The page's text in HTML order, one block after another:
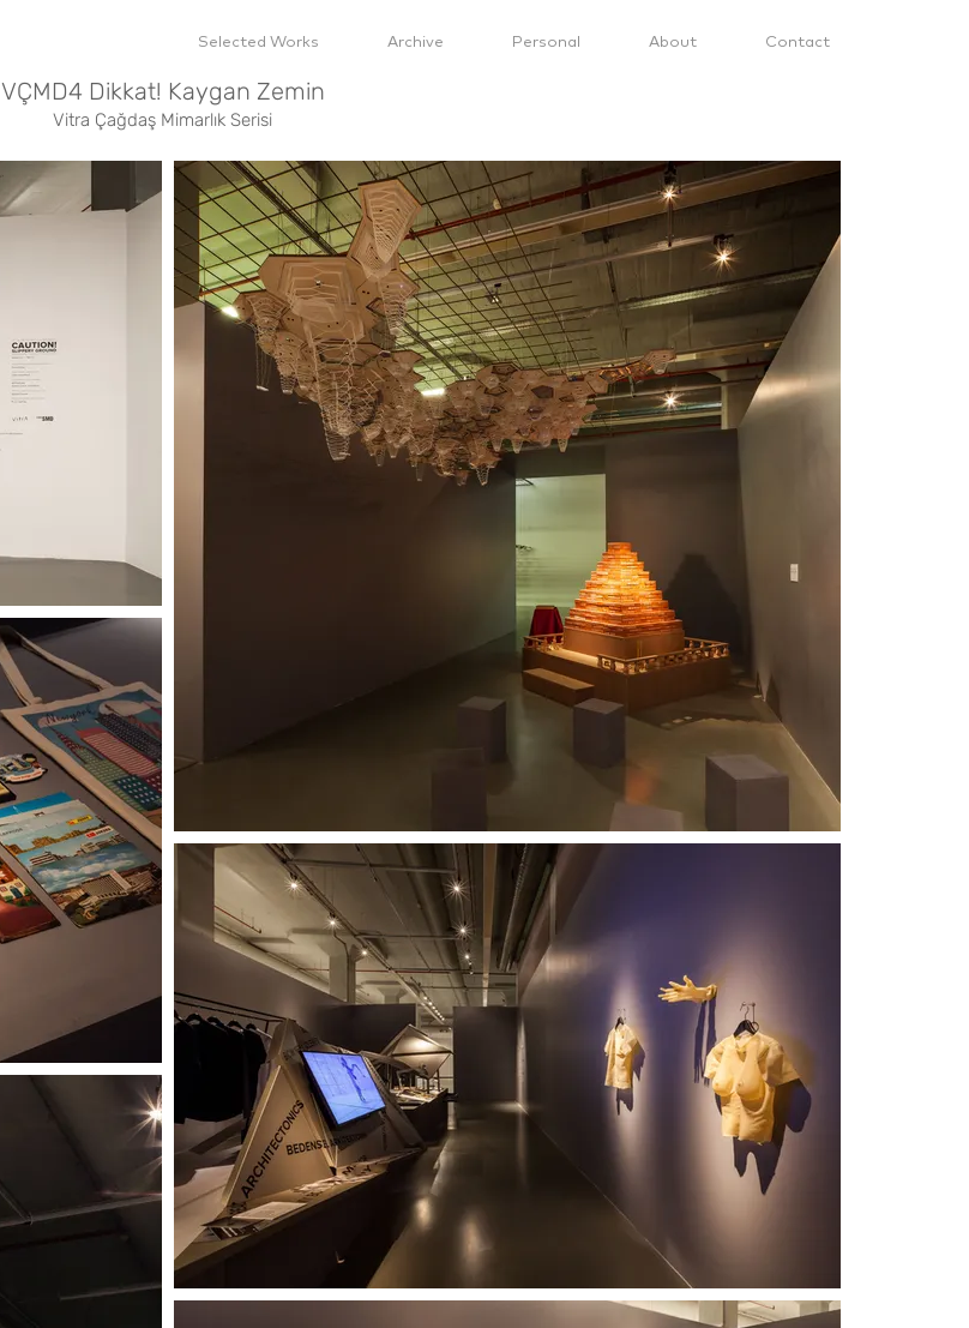
Selected Works Archive Personal About Contact
Vitra Çağdaş Mimarlık Serisi
VÇMD4 Dikkat! Kaygan Zemin